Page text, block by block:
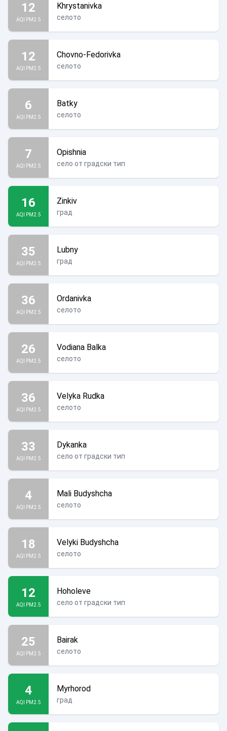
12
AQI PM2.5
Khrystanivka
селото
12
AQI PM2.5
Chovno-Fedorivka
селото
6
AQI PM2.5
Batky
селото
7
AQI PM2.5
Opishnia
село от градски тип
16
AQI PM2.5
Zinkiv
град
35
AQI PM2.5
Lubny
град
36
AQI PM2.5
Ordanivka
селото
26
AQI PM2.5
Vodiana Balka
селото
36
AQI PM2.5
Velyka Rudka
селото
33
AQI PM2.5
Dykanka
село от градски тип
4
AQI PM2.5
Mali Budyshcha
селото
18
AQI PM2.5
Velyki Budyshcha
селото
12
AQI PM2.5
Hoholeve
село от градски тип
25
AQI PM2.5
Bairak
селото
4
AQI PM2.5
Myrhorod
град